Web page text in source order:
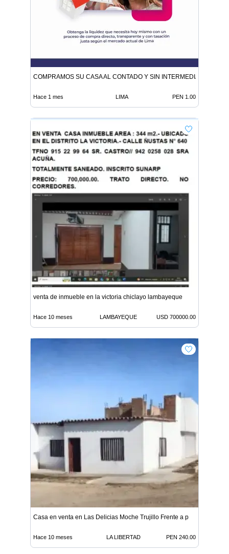
COMPRAMOS SU CASA AL CONTADO Y SIN INTERMEDIARIOS
Hace 1 mes LIMA PEN 1.00
venta de inmueble en la victoria chiclayo lambayeque
Hace 10 meses LAMBAYEQUE USD 700000.00
Casa en venta en Las Delicias Moche Trujillo Frente a p
Hace 10 meses LA LIBERTAD PEN 240.00